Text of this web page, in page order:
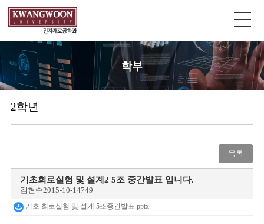
학부
2학년
목록
기초회로실험 및 설계2 5조 중간발표 입니다.
김현수2015-10-14749
기초 회로실험 및 설계 5조중간발표.pptx